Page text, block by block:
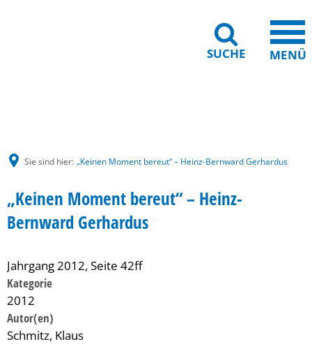
SUCHE MENÜ
Sie sind hier: „Keinen Moment bereut“ – Heinz-Bernward Gerhardus
„Keinen Moment bereut“ – Heinz-
Bernward Gerhardus
Jahrgang 2012, Seite 42ff
Kategorie
2012
Schmitz, Klaus